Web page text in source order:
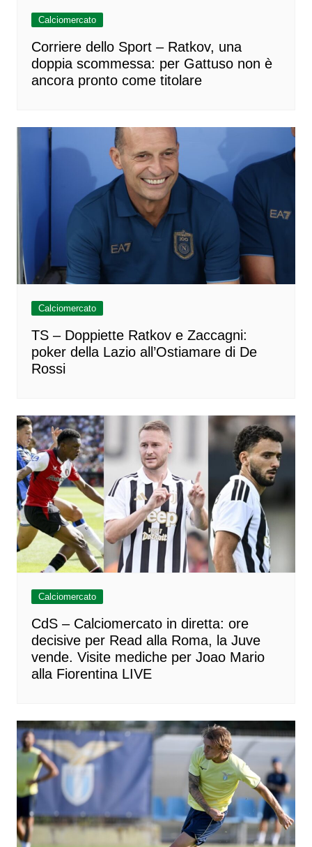
Calciomercato
Corriere dello Sport – Ratkov, una
doppia scommessa: per Gattuso non è
ancora pronto come titolare
Calciomercato
TS – Doppiette Ratkov e Zaccagni:
poker della Lazio all’Ostiamare di De
Rossi
Calciomercato
CdS – Calciomercato in diretta: ore
decisive per Read alla Roma, la Juve
vende. Visite mediche per Joao Mario
alla Fiorentina LIVE